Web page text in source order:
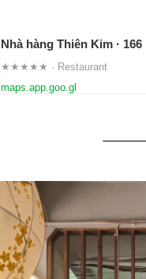
★★★★★ · Restaurant
maps.app.goo.gl